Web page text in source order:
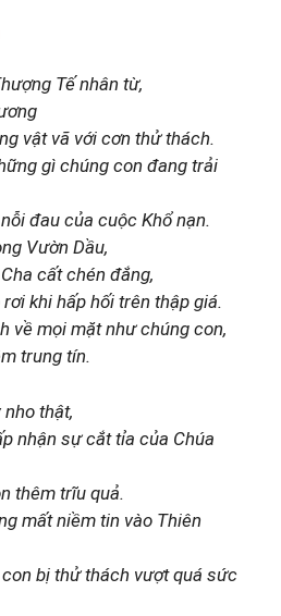
Tế nhân từ,
vật vã với cơn thử thách.
gì chúng con đang trải
đau của cuộc Khổ nạn.
Vườn Dầu,
cất chén đắng,
khi hấp hối trên thập giá.
về mọi mặt như chúng con,
trung tín.
thật,
nhận sự cắt tỉa của Chúa
thêm trĩu quả.
mất niềm tin vào Thiên
bị thử thách vượt quá sức